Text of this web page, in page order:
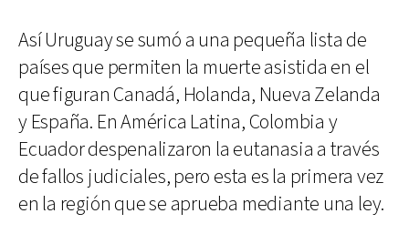
Así Uruguay se sumó a una pequeña lista de
países que permiten la muerte asistida en el
que figuran Canadá, Holanda, Nueva Zelanda
y España. En América Latina, Colombia y
Ecuador despenalizaron la eutanasia a través
de fallos judiciales, pero esta es la primera vez
en la región que se aprueba mediante una ley.